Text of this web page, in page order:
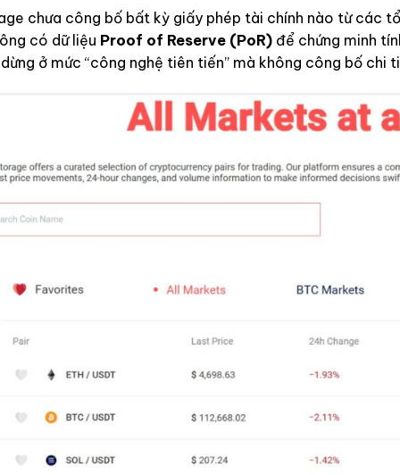
chưa công bố bất kỳ giấy phép tài chính nào từ các
có dữ liệu Proof of Reserve (PoR) để chứng minh
ở mức “công nghệ tiên tiến” mà không công bố